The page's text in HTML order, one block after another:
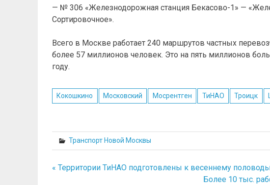
— № 306 «Железнодорожная станция Бекасово-1» —
Сортировочное».
Всего в Москве работает 240 маршрутов частных
более 57 миллионов человек. Это на пять миллионов
году.
Кокошкино Московский Мосрентген ТиНАО Троицк
Транспорт Новой Москвы
Навигация
« Территории ТиНАО подготовлены к весеннему
Более 10 тыс.